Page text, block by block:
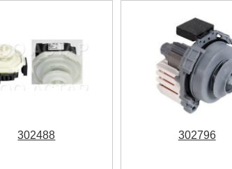
302488 302796